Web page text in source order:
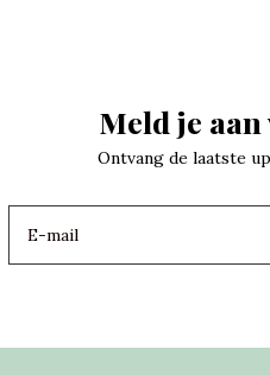
Meld je
Ontvang de laatste